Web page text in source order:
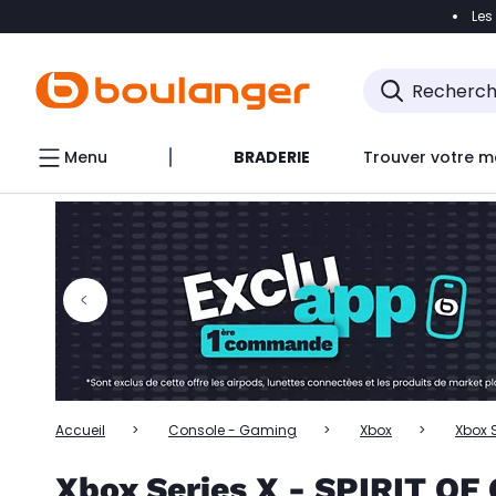
Accéder
Accéder directement au chatbot
Menu BRADERIE Trouver votre
Accueil Console - Gaming Xbox Xbox